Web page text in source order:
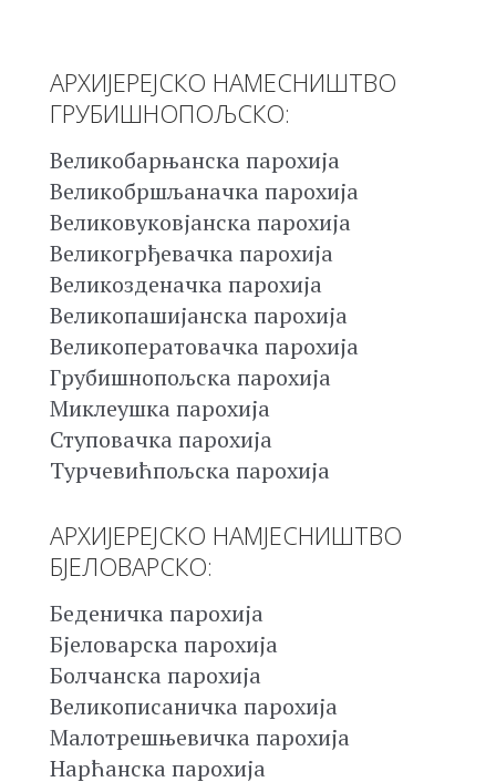
АРХИЈЕРЕЈСКО НАМЕСНИШТВО
ГРУБИШНОПОЉСКО:
Великобарњанска парохија
Великобршљаначка парохија
Великовуковјанска парохија
Великогрђевачка парохија
Великозденачка парохија
Великопашијанска парохија
Великоператовачка парохија
Грубишнопољска парохија
Миклеушка парохија
Ступовачка парохија
Турчевићпољска парохија
АРХИЈЕРЕЈСКО НАМЈЕСНИШТВО
БЈЕЛОВАРСКО:
Беденичка парохија
Бјеловарска парохија
Болчанска парохија
Великописаничка парохија
Малотрешњевичка парохија
Нарћанска парохија